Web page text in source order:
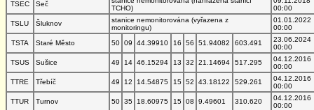
TSEC
Seč
TCHO)
00:00
TSLU
Šluknov
stanice nemonitorována (vyřazena z
monitoringu)
01.01.2022
00:00
TSTA
Staré Město 50 09 44.39910 16 56 51.94082 603.491
23.06.2024
00:00
TSUS
Sušice 49 14 46.15294 13 32 21.14694 517.295
04.12.2016
00:00
TTRE
Třebíč 49 12 14.54875 15 52 43.18122 529.261
04.12.2016
00:00
TTUR
Turnov 50 35 18.60975 15 08 9.49601 310.620
04.12.2016
00:00